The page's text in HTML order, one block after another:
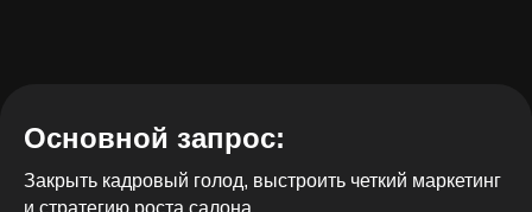
Основной запрос:
Закрыть кадровый голод, выстроить четкий маркетинг
и стратегию роста салона